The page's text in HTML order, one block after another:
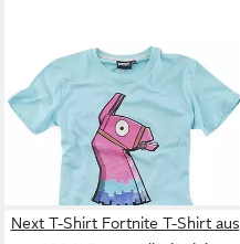
FORTNITE
Pyjama Epic
Games Fortnite Shorty
Pyjama Loot Lama kurzer
Kinder Schlafanzug
hellblau/grau meliert Gr.140
152 164
24,80 €
Next T-Shirt Fortnite T-Shirt aus